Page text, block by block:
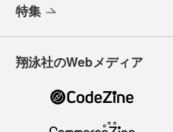
特集
翔泳社のWebメディア